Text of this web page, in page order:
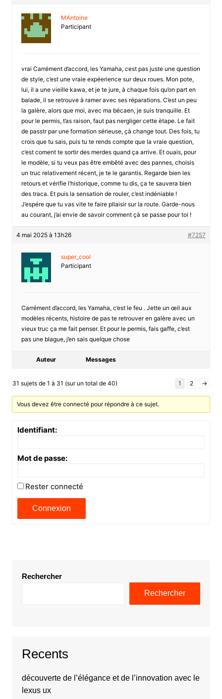
MAntoine
Participant
vrai Carrément d’accord, les Yamaha, cest pas juste une question
de style, c’est une vraie expéerience sur deux roues. Mon pote,
lui, il a une vieille kawa, et je te jure, à chaque fois qu’on part en
balade, il se retrouve à ramer avec ses réparations. C’est un peu
la galère, alors que moi, avec ma bécaen, je suis tranquille. Et
pour le permis, t’as raison, faut pas nergliger cette ètape. Le fait
de passtr par une formation sérieuse, çà change tout. Des fois, tu
crois que tu sais, puis tu te rends compte que la vraie question,
c’est coment te sortir des merdes quand ça arrive. Et ouais, pour
le modèle, si tu veux pas être embêté avec des pannes, choisis
un truc relativement récent, je te le garantis. Regarde bien les
retours et vérifie l’historique, comme tu dis, ça te sauvera bien
des traca. Et puis la sensation de rouler, c’est indéniable !
J’espére que tu vas vite te faire pllaisir sur la route. Garde-nous
au courant, j’ai envie de savoir comment çà se passe pour toi !
4 mai 2025 à 13h26 #7257
super_cool
Participant
Carrément d’accord, les Yamaha, c’est le feu . Jette un œil aux
modèles récents, histoire de pas te retrouver en galère avec un
vieux truc ça me fait penser. Et pour le permis, fais gaffe, c’est
pas une blague, j’en sais quelque chose
Auteur Messages
31 sujets de 1 à 31 (sur un total de 40) 1 2 →
Vous devez être connecté pour répondre à ce sujet.
Identifiant:
Mot de passe:
Rester connecté
Connexion
Rechercher
Rechercher
Recents
découverte de l’élégance et de l’innovation avec le
lexus ux